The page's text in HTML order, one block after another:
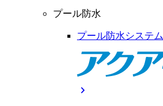
プール防水
プール防水システム
chevron_right